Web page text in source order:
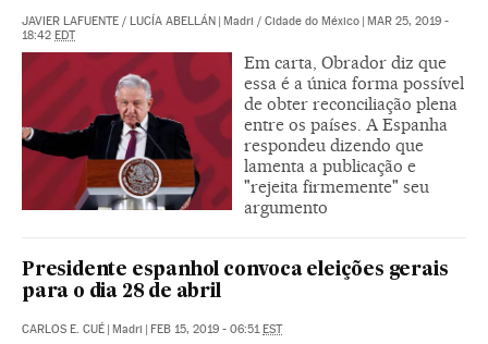
JAVIER LAFUENTE / LUCÍA ABELLÁN | Madri / Cidade do México | MAR 25, 2019 -
18:42 EDT
Em carta, Obrador diz que
essa é a única forma possível
de obter reconciliação plena
entre os países. A Espanha
respondeu dizendo que
lamenta a publicação e
"rejeita firmemente" seu
argumento
Presidente espanhol convoca eleições gerais
para o dia 28 de abril
CARLOS E. CUÉ | Madri | FEB 15, 2019 - 06:51EST